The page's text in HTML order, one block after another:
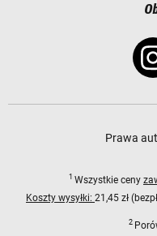
Prawa
1 Wszystkie ceny
Koszty wysyłki: 21,45 zł
2